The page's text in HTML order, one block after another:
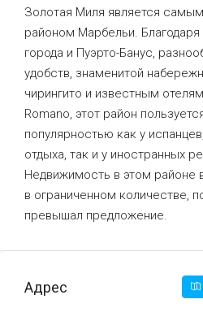
Золотая Миля является
районом Марбельи. Благодаря
города и Пуэрто-Банус,
удобств, знаменитой
чирингито и известным
Romano, этот район
популярностью как у
отдыха, так и у иностранных
Недвижимость в этом районе
в ограниченном количестве,
превышал предложение.
Адрес